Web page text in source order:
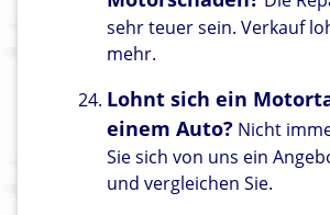
sehr teuer sein. Verkauf
mehr.
Lohnt sich ein
einem Auto? Nicht
Sie sich von uns ein
und vergleichen Sie.